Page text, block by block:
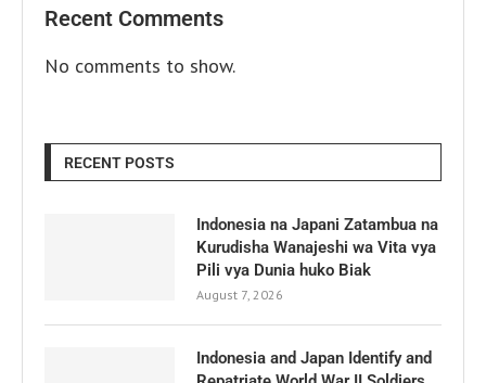
Recent Comments
No comments to show.
RECENT POSTS
Indonesia na Japani Zatambua na
Kurudisha Wanajeshi wa Vita vya
Pili vya Dunia huko Biak
August 7, 2026
Indonesia and Japan Identify and